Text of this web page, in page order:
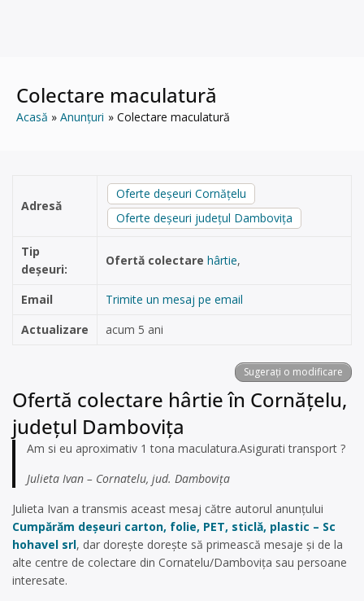
Colectare maculatură
Acasă Anunțuri Colectare maculatură
Adresă
Oferte deșeuri Cornăţelu
Oferte deșeuri județul Dambovița
Tip
deșeuri:
Ofertă colectare hârtie,
Email
Trimite un mesaj pe email
Actualizare
acum 5 ani
Sugerați o modificare
Ofertă colectare hârtie în Cornăţelu,
județul Dambovița
Am si eu aproximativ 1 tona maculatura.Asigurati transport ?
Julieta Ivan – Cornatelu, jud. Dambovița
Julieta Ivan a transmis aceast mesaj către autorul anunțului
Cumpărăm deșeuri carton, folie, PET, sticlă, plastic – Sc
hohavel srl, dar dorește dorește să primească mesaje și de la
alte centre de colectare din Cornatelu/Dambovița sau persoane
interesate.